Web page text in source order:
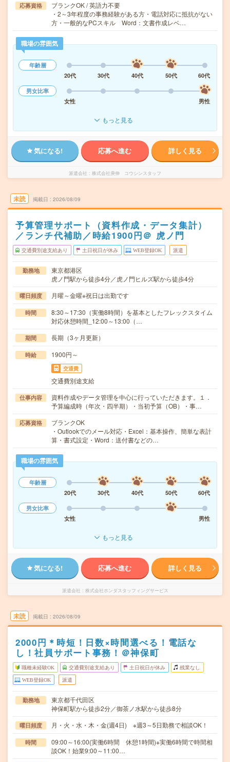
応募資格
ブランクOK / 英語力不要
・2～3年程度の事務経験がある方・電話対応に抵抗がない
方・一般的なPCスキル Word：文書作成レベ…
職場の雰囲気
年齢層
20代
30代 40代 50代
60代
男女比率
女性
男性
もっと見る
気になる! 応募へ進む 詳しく見る
派遣会社 株式会社庚伸 コウシンスタッフ
未読 掲載日 2026/08/09
予算管理サポート（資料作成・データ集計）
／ランチ代補助／時給1900円＠ 虎ノ門
交通費別途支給あり 土日祝日が休み WEB登録OK 派遣
勤務地
東京都港区
虎ノ門駅から徒歩4分／虎ノ門ヒルズ駅から徒歩4分
曜日頻度 月曜～金曜※祝日は出勤です
時間
8:30～17:30（実働8時間）を基本としたフレックスタイム
対応休憩時間_12:00～13:00（…
期間 長期（3ヶ月更新）
時給 1900円～
交通費
交通費別途支給
仕事内容
資料作成やデータ管理を中心に行っていただきます。１．
予算編成時（年次・四半期）・当初予算（OB）・事…
応募資格
ブランクOK
・Outlookでのメール対応・Excel：基本操作、簡単な表計
算・書式設定・Word：送付書などの…
職場の雰囲気
年齢層
20代
30代 40代 50代
60代
男女比率
女性
男性
もっと見る
気になる! 応募へ進む 詳しく見る
派遣会社 株式会社ホンダスタッフィングサービス
未読 掲載日 2026/08/09
2000円＊時短！日数×時間選べる！電話な
し！社員サポート事務！＠神保町
職種未経験OK 交通費別途支給あり 土日祝日が休み 残業なし
WEB登録OK 派遣
勤務地
東京都千代田区
神保町駅から徒歩2分／御茶ノ水駅から徒歩8分
曜日頻度 月・火・水・木・金(週4日) ※週3～5日勤務で相談OK！
時間
09:00～16:00(実働6時間 休憩1時間)※実働6時間で時間相
談OK！始業9:00～11:00…